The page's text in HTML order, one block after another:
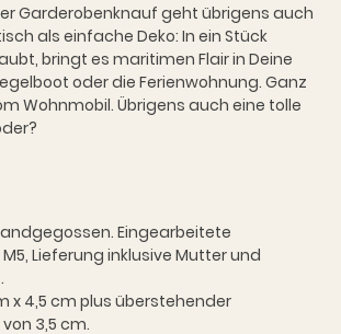
Garderobenknauf geht übrigens auch
als einfache Deko: In ein Stück
bringt es maritimen Flair in Deine
oder die Ferienwohnung. Ganz
Wohnmobil. Übrigens auch eine tolle
Eingearbeitete
Lieferung inklusive Mutter und
x 4,5 cm plus überstehender
3,5 cm.